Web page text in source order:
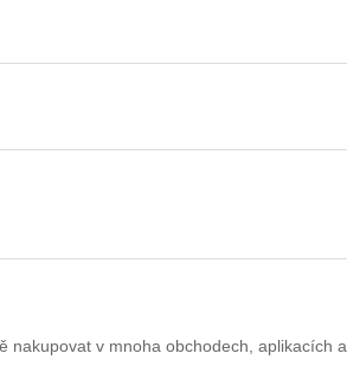
nakupovat v mnoha obchodech, aplikacích a